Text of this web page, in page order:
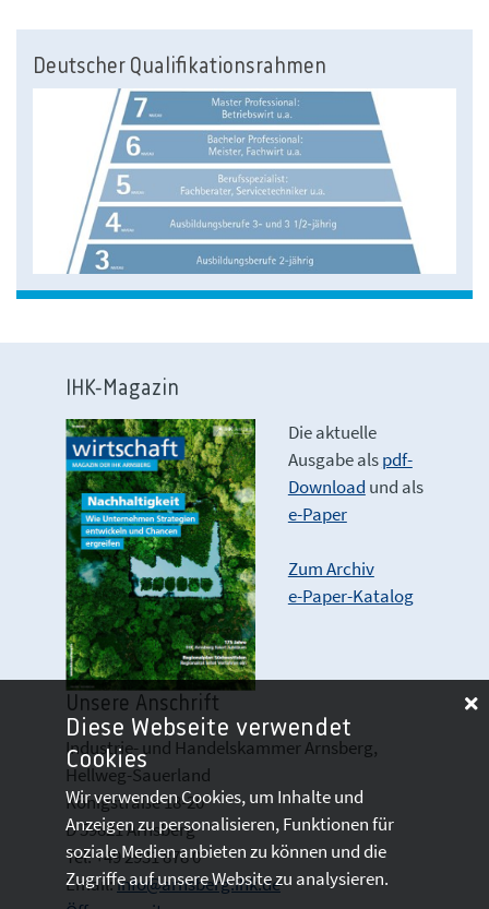
Deutscher Qualifikationsrahmen
IHK-Magazin
Die aktuelle
Ausgabe alspdf-
Download und als
e-Paper
Zum Archiv
e-Paper-Katalog
Unsere Anschrift
Industrie- und Handelskammer Arnsberg,
Hellweg-Sauerland
Königstraße 18-20
D 59821 Arnsberg
Tel: +49 2931 878 0
Email:info@arnsberg.ihk.de
Diese Webseite verwendet
Cookies
Wir verwenden Cookies, um Inhalte und
Anzeigen zu personalisieren, Funktionen für
soziale Medien anbieten zu können und die
Zugriffe auf unsere Website zu analysieren.